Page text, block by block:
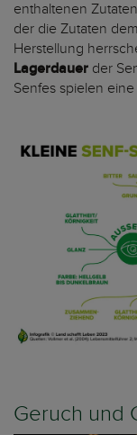
enthaltenen
der die Zutaten
Herstellung
Lagerdauer der
Senfes spielen eine
Geruch und